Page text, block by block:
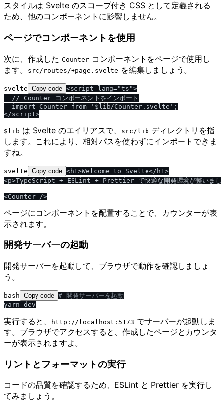
スタイルは Svelte のスコープ付き CSS として定義される
ため、他のコンポーネントに影響しません。
ページでコンポーネントを使用
次に、作成した Counter コンポーネントをページで使用し
ます。
src​/​routes​/​+page.svelte を編集しましょう。
svelte Copy code <script lang="ts">
  // Counter コンポーネントをインポート
  import Counter from '$lib/Counter.svelte';
$lib は Svelte のエイリアスで、 src​/​lib ディレクトリを指
します。これにより、相対パスを使わずにインポートできま
すね。
svelte Copy code <h1>Welcome to Svelte</h1>
<p>TypeScript + ESLint + Prettier で快適な開発環境が整いま
ページにコンポーネントを配置することで、カウンターが表
示されます。
開発サーバーの起動
開発サーバーを起動して、ブラウザで動作を確認しましょ
う。
bash Copy code # 開発サーバーを起動
実行すると、 http:​/​​/​localhost:5173 でサーバーが起動しま
す。ブラウザでアクセスすると、作成したページとカウンタ
ーが表示されますよ。
リントとフォーマットの実行
コードの品質を確認するため、ESLint と Prettier を実行し
てみましょう。